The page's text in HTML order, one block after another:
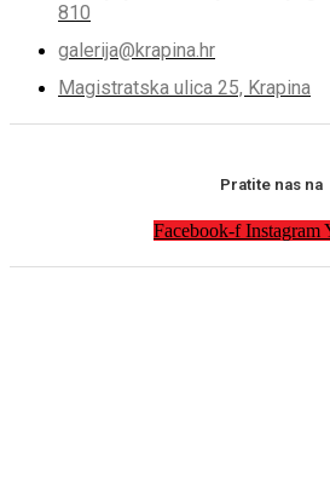
810
galerija@krapina.hr
Magistratska ulica 25, Krapina
Pratite nas na
Facebook-f Instagram